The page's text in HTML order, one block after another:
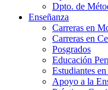
Dpto. de
Enseñanza
Carreras en
Carreras en
Posgrados
Educación
Estudiantes
Apoyo a la